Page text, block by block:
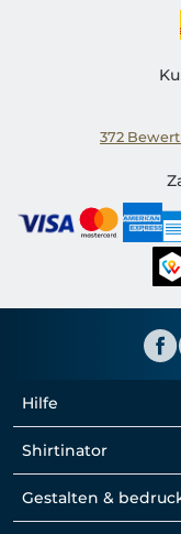
372
Hilfe
Shirtinator
Gestalten &